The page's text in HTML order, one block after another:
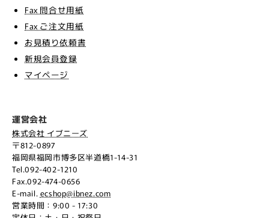
Fax 問合せ用紙
Fax ご注文用紙
お見積り依頼書
新規会員登録
マイページ
運営会社
株式会社 イブニーズ
〒812-0897
福岡県福岡市博多区半道橋1-14-31
Tel.092-402-1210
Fax.092-474-0656
E-mail. ecshop@ibnez.com
営業時間：9:00 - 17:30